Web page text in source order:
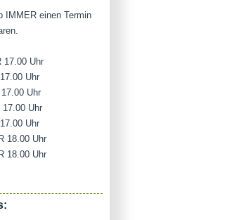
IMMER einen Termin
17.00 Uhr
Uhr
Uhr
17.00 Uhr
Uhr
18.00 Uhr
18.00 Uhr